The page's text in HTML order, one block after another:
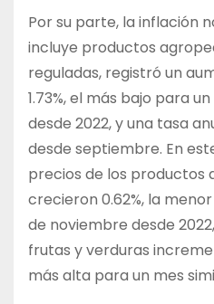
Por su parte, la inflación
incluye productos
reguladas, registró un
1.73%, el más bajo para
desde 2022, y una tasa
desde septiembre. En
precios de los productos
crecieron 0.62%, la
de noviembre desde
frutas y verduras
más alta para un mes